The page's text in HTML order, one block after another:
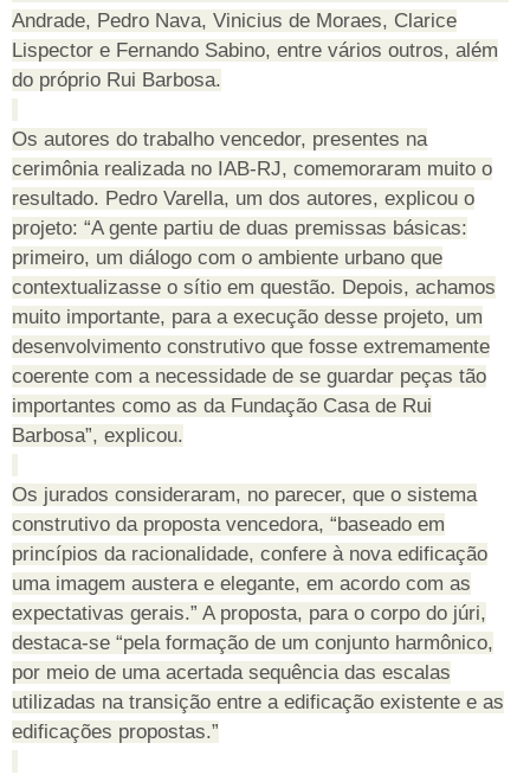
Andrade, Pedro Nava, Vinicius de Moraes, Clarice
Lispector e Fernando Sabino, entre vários outros, além
do próprio Rui Barbosa.
Os autores do trabalho vencedor, presentes na
cerimônia realizada no IAB-RJ, comemoraram muito o
resultado. Pedro Varella, um dos autores, explicou o
projeto: “A gente partiu de duas premissas básicas:
primeiro, um diálogo com o ambiente urbano que
contextualizasse o sítio em questão. Depois, achamos
muito importante, para a execução desse projeto, um
desenvolvimento construtivo que fosse extremamente
coerente com a necessidade de se guardar peças tão
importantes como as da Fundação Casa de Rui
Barbosa”, explicou.
Os jurados consideraram, no parecer, que o sistema
construtivo da proposta vencedora, “baseado em
princípios da racionalidade, confere à nova edificação
uma imagem austera e elegante, em acordo com as
expectativas gerais.” A proposta, para o corpo do júri,
destaca-se “pela formação de um conjunto harmônico,
por meio de uma acertada sequência das escalas
utilizadas na transição entre a edificação existente e as
edificações propostas.”